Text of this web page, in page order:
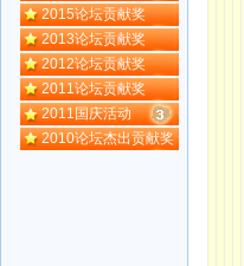
2015论坛贡献奖
2013论坛贡献奖
2012论坛贡献奖
2011论坛贡献奖
2011国庆活动
2010论坛杰出贡献奖